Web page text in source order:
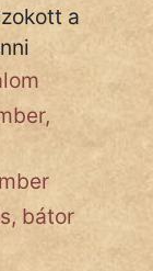
a
bátor